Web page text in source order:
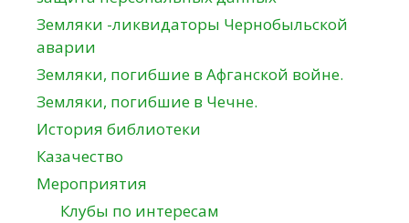
Земляки -ликвидаторы Чернобыльской
аварии
Земляки, погибшие в Афганской войне.
Земляки, погибшие в Чечне.
История библиотеки
Казачество
Мероприятия
Клубы по интересам